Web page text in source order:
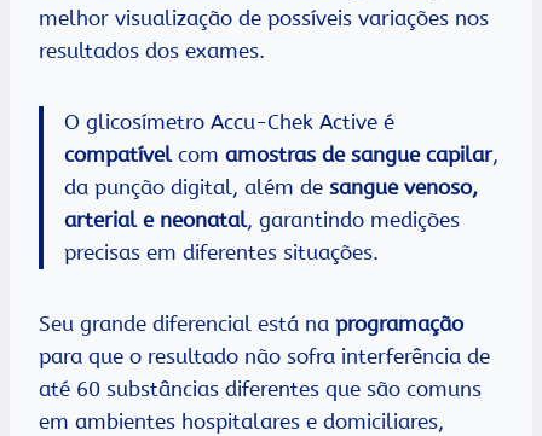
melhor visualização de possíveis variações nos
resultados dos exames.
O glicosímetro Accu-Chek Active é
compatível com amostras de sangue capilar,
da punção digital, além de sangue venoso,
arterial e neonatal, garantindo medições
precisas em diferentes situações.
Seu grande diferencial está na programação
para que o resultado não sofra interferência de
até 60 substâncias diferentes que são comuns
em ambientes hospitalares e domiciliares,